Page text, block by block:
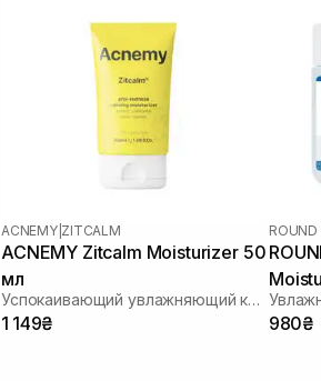
ACNEMY| ZITCALM
ACNEMY Zitcalm Moisturizer 50
мл
Успокаивающий увлажняющий крем
1 149₴
ROUND
980₴